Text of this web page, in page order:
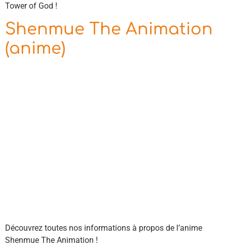
Tower of God !
Shenmue The Animation
(anime)
Découvrez toutes nos informations à propos de l’anime
Shenmue The Animation !